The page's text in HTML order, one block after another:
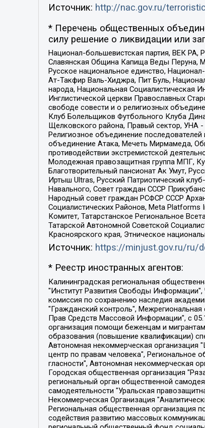
Источник: http://nac.gov.ru/
* Перечень общественных
силу решение о ликвидации или
Национал-большевистская партия, ВЕК
Славянская Община Капища Веды Перуна,
Русское национальное единство,
Ат-Такфир Валь-Хиджра, Пит Буль,
народа, Национальная Социалистическая
Инглистической церкви Православных
свободе совести и о религиозных
Клуб Болельщиков Футбольного Клуба
Щелковского района, Правый сектор, УНА -
Религиозное объединение
объединение Атака, Мечеть Мирмамеда,
противодействии экстремистской
Молодежная правозащитная группа МПГ,
Благотворительный пансионат Ак Умут,
Иртыш Ultras, Русский Патриотический
Навального, Совет граждан СССР
Народный совет граждан РСФСР СССР
Социалистических Районов, Meta
Комитет, Татарстанское Региональное
Татарской Автономной Советской
Красноярского края, Этническое
Источник: https://minjust.gov.ru/ru/
* Реестр иностранных агентов:
Калининградская региональная общественная организация "Экозащита!-Женсовет", Фонд содействия защите прав и свобод граждан "Общественный вердикт", Фонд "Институт Развития Свободы Информации", Частное учреждение "Информационное агентство МЕМО. РУ", Региональная общественная организация "Общественная комиссия по сохранению наследия академика Сахарова", Фонд поддержки свободы прессы, Санкт-Петербургская общественная правозащитная организация "Гражданский контроль", Межрегиональная общественная организация "Информационно-просветительский центр "Мемориал", Региональный Фонд "Центр Защиты Прав Средств Массовой Информации", с 05.12.2023 Фонд "Центр Защиты Прав Средств массовой информации", Региональная общественная благотворительная организация помощи беженцам и мигрантам "Гражданское содействие", Негосударственное образовательное учреждение дополнительного профессионального образования (повышение квалификации) специалистов "АКАДЕМИЯ ПО ПРАВАМ ЧЕЛОВЕКА", Свердловская региональная общественная организация "Сутяжник", Автономная некоммерческая организация "Центр независимых социологических исследований", Союз общественных объединений "Российский исследовательский центр по правам человека", Региональное общественное учреждение научно-информационный центр "МЕМОРИАЛ", Некоммерческая организация "Фонд защиты гласности", Автономная некоммерческая организация "Институт прав человека", Городская общественная организация "Екатеринбургское общество "МЕМОРИАЛ", Городская общественная организация "Рязанское историко-просветительское и правозащитное общество "Мемориал" (Рязанский Мемориал), Челябинский региональный орган общественной самодеятельности – женское общественное объединение "Женщины Евразии", Челябинский региональный орган общественной самодеятельности "Уральская правозащитная группа", Фонд содействия защите здоровья и социальной справедливости имени Андрея Рылькова, Автономная Некоммерческая Организация "Аналитический Центр Юрия Левады", Автономная некоммерческая организация социальной поддержки населения "Проект Апрель", Региональная общественная организация помощи женщинам и детям, находящимся в кризисной ситуации "Информационно-методический центр "Анна", Фонд содействия развитию массовых коммуникаций и правовому просвещению "Так-так-Так", Фонд содействия устойчивому развитию "Серебряная тайга", Свердловский региональный общественный фонд социальных проектов "Новое время", "Idel.Реалии", Кавказ.Реалии, Крым.Реалии, Телеканал Настоящее Время, Татаро-башкирская служба Радио Свобода (Azatliq Radiosi), Радио Свободная Европа/Радио